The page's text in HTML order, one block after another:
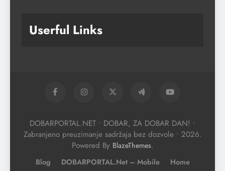
Userful Links
DOBARPORTAL.NET • DOBAR, ZA DOBAR DAN! •
Zabranjeno preuzimanje sadržaja bez dozvole • 2026.
Powered By BlazeThemes.
Blog DOBARPORTAL.net – Mobile
Home